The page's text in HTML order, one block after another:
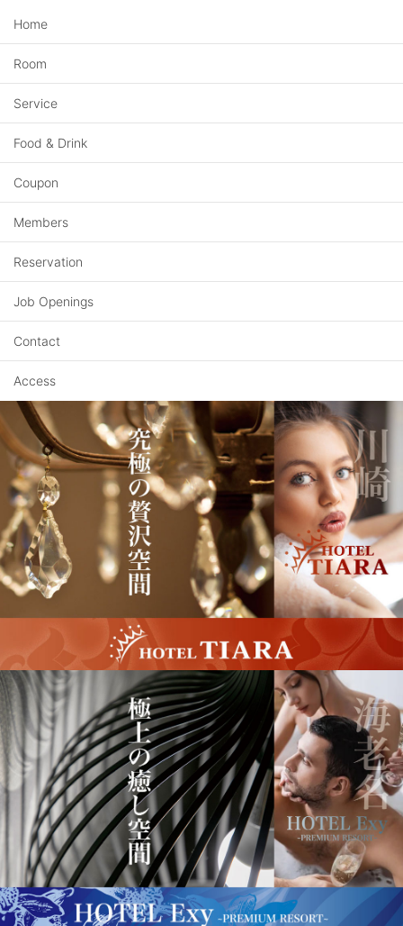
Home
Room
Service
Food & Drink
Coupon
Members
Reservation
Job Openings
Contact
Access